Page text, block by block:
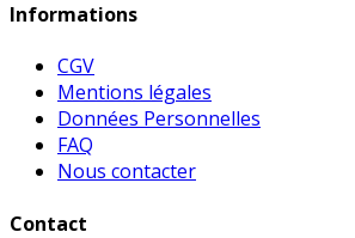
Informations
CGV
Mentions légales
Données Personnelles
FAQ
Nous contacter
Contact